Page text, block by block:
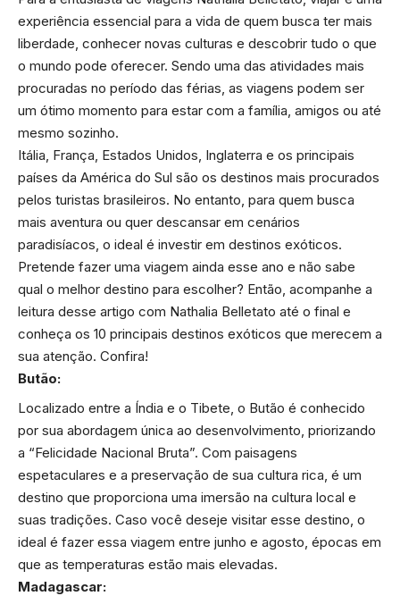
experiência essencial para a vida de quem busca ter mais
liberdade, conhecer novas culturas e descobrir tudo o que
o mundo pode oferecer. Sendo uma das atividades mais
procuradas no período das férias, as viagens podem ser
um ótimo momento para estar com a família, amigos ou até
mesmo sozinho.
Itália, França, Estados Unidos, Inglaterra e os principais
países da América do Sul são os destinos mais procurados
pelos turistas brasileiros. No entanto, para quem busca
mais aventura ou quer descansar em cenários
paradisíacos, o ideal é investir em destinos exóticos.
Pretende fazer uma viagem ainda esse ano e não sabe
qual o melhor destino para escolher? Então, acompanhe a
leitura desse artigo com Nathalia Belletato até o final e
conheça os 10 principais destinos exóticos que merecem a
sua atenção. Confira!
Butão:
Localizado entre a Índia e o Tibete, o Butão é conhecido
por sua abordagem única ao desenvolvimento, priorizando
a “Felicidade Nacional Bruta”. Com paisagens
espetaculares e a preservação de sua cultura rica, é um
destino que proporciona uma imersão na cultura local e
suas tradições. Caso você deseje visitar esse destino, o
ideal é fazer essa viagem entre junho e agosto, épocas em
que as temperaturas estão mais elevadas.
Madagascar: